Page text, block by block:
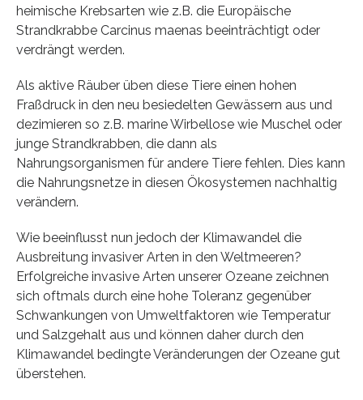
heimische Krebsarten wie z.B. die Europäische
Strandkrabbe Carcinus maenas beeinträchtigt oder
verdrängt werden.
Als aktive Räuber üben diese Tiere einen hohen
Fraßdruck in den neu besiedelten Gewässern aus und
dezimieren so z.B. marine Wirbellose wie Muschel oder
junge Strandkrabben, die dann als
Nahrungsorganismen für andere Tiere fehlen. Dies kann
die Nahrungsnetze in diesen Ökosystemen nachhaltig
verändern.
Wie beeinflusst nun jedoch der Klimawandel die
Ausbreitung invasiver Arten in den Weltmeeren?
Erfolgreiche invasive Arten unserer Ozeane zeichnen
sich oftmals durch eine hohe Toleranz gegenüber
Schwankungen von Umweltfaktoren wie Temperatur
und Salzgehalt aus und können daher durch den
Klimawandel bedingte Veränderungen der Ozeane gut
überstehen.